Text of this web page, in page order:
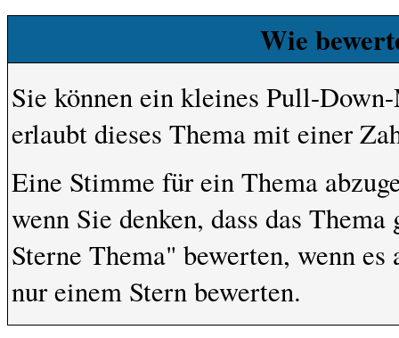
Wie
Sie können ein kleines Pull-
erlaubt dieses Thema mit einer
Eine Stimme für ein Thema
wenn Sie denken, dass das
Sterne Thema" bewerten, wenn
nur einem Stern bewerten.